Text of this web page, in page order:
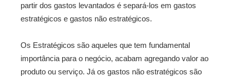
partir dos gastos levantados é separá-los em gastos
estratégicos e gastos não estratégicos.
Os Estratégicos são aqueles que tem fundamental
importância para o negócio, acabam agregando valor ao
produto ou serviço. Já os gastos não estratégicos são